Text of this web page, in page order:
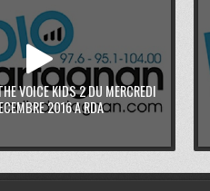
VOICE KIDS 2 DU MERCREDI
2016 A RDA